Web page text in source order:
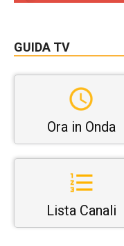
GUIDA TV
Ora in Onda
Lista Canali